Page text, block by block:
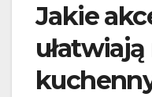
Jakie